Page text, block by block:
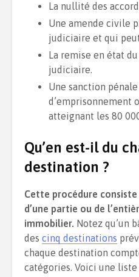
La nullité des
Une amende civile
judiciaire et qui
La remise en état
judiciaire.
Une sanction
d’emprisonnement
atteignant les 80
Qu’en est-il du
destination ?
Cette procédure
d’une partie ou de
immobilier. Notez qu’un
des cinq destinations
chaque destination
catégories. Voici une